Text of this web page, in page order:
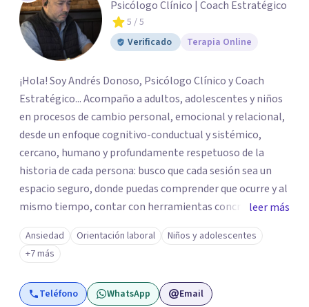
Psicólogo Clínico | Coach Estratégico
5 / 5
Verificado
Terapia Online
¡Hola! Soy Andrés Donoso, Psicólogo Clínico y Coach
Estratégico... Acompaño a adultos, adolescentes y niños
en procesos de cambio personal, emocional y relacional,
desde un enfoque cognitivo-conductual y sistémico,
cercano, humano y profundamente respetuoso de la
historia de cada persona: busco que cada sesión sea un
espacio seguro, donde puedas comprender que ocurre y al
mismo tiempo, contar con herramientas concretar para
avanzar... Creo profundamente en la resiliencia y en la
capacidad que todos tenemos de crecer incluso en
momentos difíciles Si quieres comenzar tu proceso de
cambio, estaré encantado de acompañarte! Puedes
escribirme para coordinar una primera sesión
leer más
Ansiedad Orientación laboral
Niños y adolescentes
+7 más
Teléfono WhatsApp Email